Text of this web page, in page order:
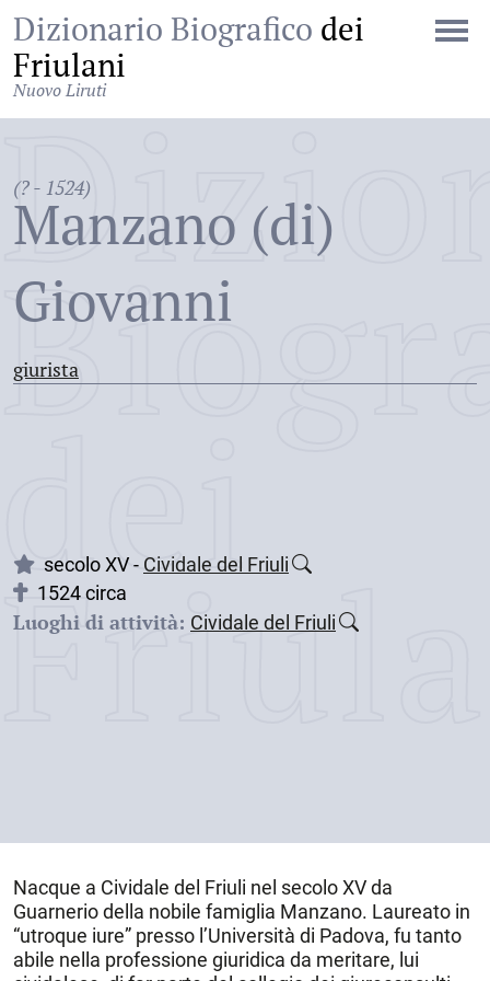
Dizionario Biografico dei
Friulani
Nuovo Liruti
(? - 1524)
Manzano (di)
Giovanni
giurista
dei
secolo XV - Cividale del Friuli
1524 circa
Luoghi di attività: Cividale del Friuli
Nacque a Cividale del Friuli nel secolo XVda
Guarnerio della nobile famiglia Manzano. Laureato in
“utroque iure” presso l’Università di Padova, fu tanto
abile nella professione giuridica da meritare, lui